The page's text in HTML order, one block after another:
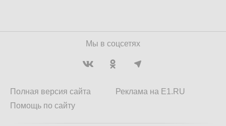
Мы в соцсетях
Полная версия сайта
Помощь по сайту
Реклама на E1.RU